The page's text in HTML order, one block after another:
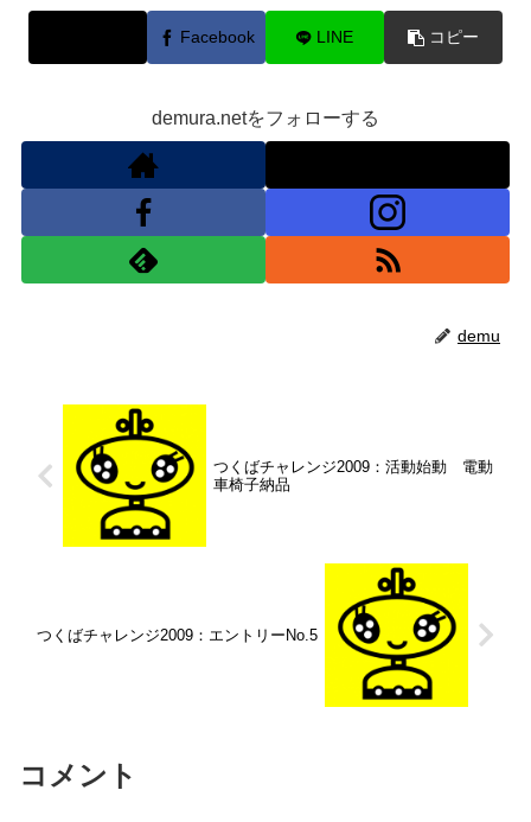
Facebook LINE コピー
demura.netをフォローする
demu
つくばチャレンジ2009：活動始動 電動
車椅子納品
つくばチャレンジ2009：エントリーNo.5
コメント